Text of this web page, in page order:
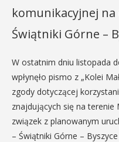
komunikacyjnej na
Świątniki Górne –
W ostatnim dniu listopada
wpłynęło pismo z „Kolei
zgody dotyczącej
znajdujących się na
związek z planowanym
– Świątniki Górne –